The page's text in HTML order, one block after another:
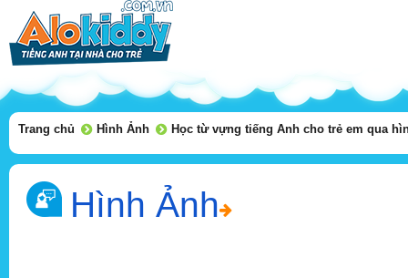
Trang chủ Hình Ảnh Học từ vựng tiếng Anh cho trẻ em qua
Hình Ảnh